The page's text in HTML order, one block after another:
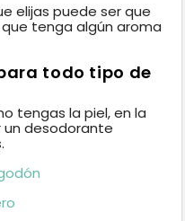
elijas puede ser que
tenga algún aroma
todo tipo de
tengas la piel, en la
un desodorante